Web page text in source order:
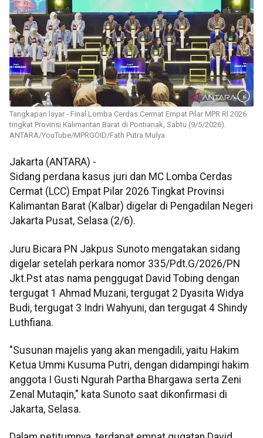
Tangkapan layar - Final Lomba Cerdas Cermat Empat Pilar MPR RI 2026
tingkat Provinsi Kalimantan Barat di Pontianak, Sabtu (9/5/2026).
ANTARA/YouTube/MPRGOID/Fath Putra Mulya
Jakarta (ANTARA) -
Sidang perdana kasus juri dan MC Lomba Cerdas
Cermat (LCC) Empat Pilar 2026 Tingkat Provinsi
Kalimantan Barat (Kalbar) digelar di Pengadilan Negeri
Jakarta Pusat, Selasa (2/6).
Juru Bicara PN Jakpus Sunoto mengatakan sidang
digelar setelah perkara nomor 335/Pdt.G/2026/PN
Jkt.Pst atas nama penggugat David Tobing dengan
tergugat 1 Ahmad Muzani, tergugat 2 Dyasita Widya
Budi, tergugat 3 Indri Wahyuni, dan tergugat 4 Shindy
Luthfiana.
"Susunan majelis yang akan mengadili, yaitu Hakim
Ketua Ummi Kusuma Putri, dengan didampingi hakim
anggota I Gusti Ngurah Partha Bhargawa serta Zeni
Zenal Mutaqin," kata Sunoto saat dikonfirmasi di
Jakarta, Selasa.